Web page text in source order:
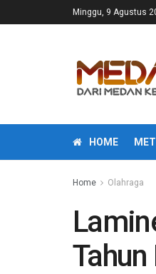
Minggu, 9 Agustus
HOME
Home Olahraga
Tahun